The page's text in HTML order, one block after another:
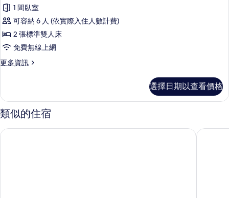
情
四
人
房
所
相
片
1 間臥室
可容納 6 人 (依實際入住人數計費)
2 張標準雙人床
免費無線上網
更多資訊
更
房
的
詳
選擇日期以查看價格
類似的住宿
夏內爾渡假民宿 慈夢柔